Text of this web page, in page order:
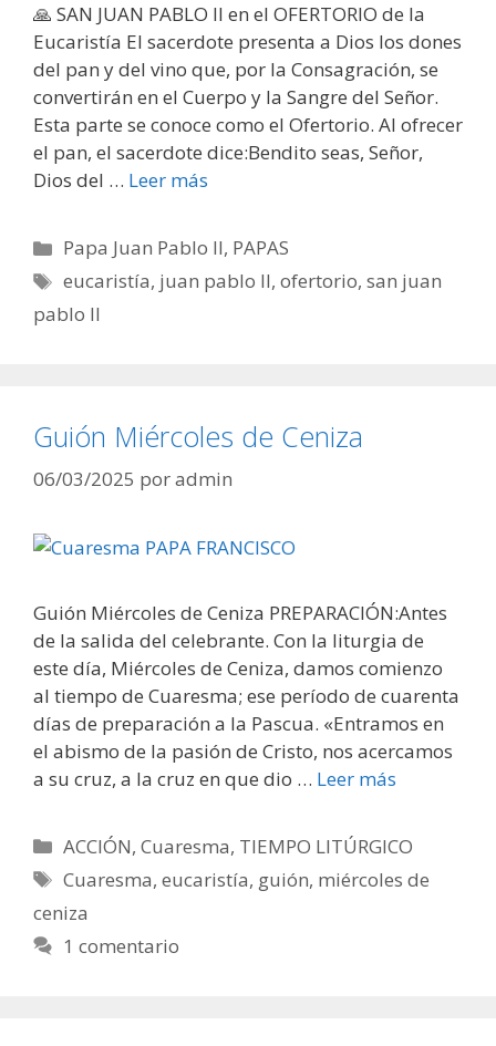
🙏 SAN JUAN PABLO II en el OFERTORIO de la
Eucaristía El sacerdote presenta a Dios los dones
del pan y del vino que, por la Consagración, se
convertirán en el Cuerpo y la Sangre del Señor.
Esta parte se conoce como el Ofertorio. Al ofrecer
el pan, el sacerdote dice:Bendito seas, Señor,
Dios del … Leer más
Categorías
Papa Juan Pablo II, PAPAS
Etiquetas
eucaristía, juan pablo II,ofertorio,san juan
pablo II
Guión Miércoles de Ceniza
06/03/2025 poradmin
Guión Miércoles de Ceniza PREPARACIÓN:Antes
de la salida del celebrante. Con la liturgia de
este día, Miércoles de Ceniza, damos comienzo
al tiempo de Cuaresma; ese período de cuarenta
días de preparación a la Pascua. «Entramos en
el abismo de la pasión de Cristo, nos acercamos
a su cruz, a la cruz en que dio … Leer más
Categorías
ACCIÓN,Cuaresma, TIEMPO LITÚRGICO
Etiquetas
Cuaresma,eucaristía, guión, miércoles de
ceniza
1 comentario